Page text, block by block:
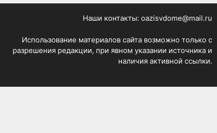
Наши контакты: oazisvdome@mail.ru
Использование материалов сайта возможно только с
разрешения редакции, при явном указании источника и
наличия активной ссылки.